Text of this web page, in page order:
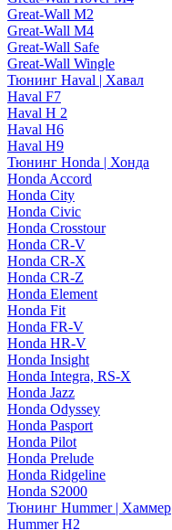
Great-Wall M2
Great-Wall M4
Great-Wall Safe
Great-Wall Wingle
Тюнинг Haval | Хавал
Haval F7
Haval H 2
Haval H6
Haval H9
Тюнинг Honda | Хонда
Honda Accord
Honda City
Honda Civic
Honda Crosstour
Honda CR-V
Honda CR-X
Honda CR-Z
Honda Element
Honda Fit
Honda FR-V
Honda HR-V
Honda Insight
Honda Integra, RS-X
Honda Jazz
Honda Odyssey
Honda Pasport
Honda Pilot
Honda Prelude
Honda Ridgeline
Honda S2000
Тюнинг Hummer | Хаммер
Hummer H2